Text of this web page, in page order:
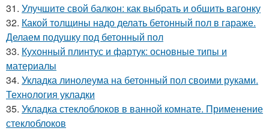
31. Улучшите свой балкон: как выбрать и обшить вагонку
32. Какой толщины надо делать бетонный пол в гараже.
Делаем подушку под бетонный пол
33. Кухонный плинтус и фартук: основные типы и
материалы
34. Укладка линолеума на бетонный пол своими руками.
Технология укладки
35. Укладка стеклоблоков в ванной комнате. Применение
стеклоблоков